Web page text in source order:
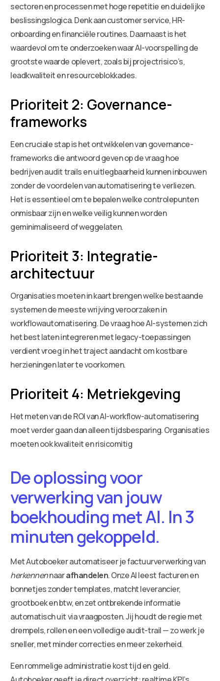
sectoren en processen met hoge repetitie en duidelijke
beslissingslogica. Denk aan customer service, HR-
onboarding en financiële routines. Daarnaast is het
waardevol om te onderzoeken waar AI-voorspelling de
grootste waarde oplevert, zoals bij projectrisico’s,
leadkwaliteit en resourceblokkades.
Prioriteit 2: Governance-
frameworks
Een cruciale stap is het ontwikkelen van governance-
frameworks die antwoord geven op de vraag hoe
bedrijven audit trails en uitlegbaarheid kunnen inbouwen
zonder de voordelen van automatisering te verliezen.
Het is essentieel om te bepalen welke controlepunten
onmisbaar zijn en welke veilig kunnen worden
geminimaliseerd of weggelaten.
Prioriteit 3: Integratie-
architectuur
Organisaties moeten in kaart brengen welke bestaande
systemen de meeste wrijving veroorzaken in
workflowautomatisering. De vraag hoe AI-systemen zich
het best laten integreren met legacy-toepassingen
verdient vroeg in het traject aandacht om kostbare
herzieningen later te voorkomen.
Prioriteit 4: Metriekgeving
Het meten van de ROI van AI-workflow-automatisering
moet verder gaan dan alleen tijdsbesparing. Organisaties
moeten ook kwaliteit en risicomitig
De oplossing voor
verwerking van jouw
boekhouding met AI. In 3
minuten gekoppeld.
Met Autoboeker automatiseer je factuurverwerking van
herkennennaarafhandelen. Onze AI leest facturen en
bonnetjes zonder templates, matcht leverancier,
grootboek en btw, en zet ontbrekende informatie
automatisch uit via vraagposten. Jij houdt de regie met
drempels, rollen en een volledige audit-trail — zo werk je
sneller, met minder correcties en meer zekerheid.
Een rommelige administratie kost tijd en geld.